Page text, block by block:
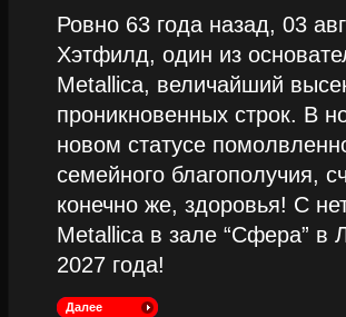
Ровно 63 года назад, 03
Хэтфилд, один из
Metallica, величайший
проникновенных строк. В
новом статусе
семейного благополучия,
конечно же, здоровья! С
Metallica в зале “Сфера” в
2027 года!
Далее